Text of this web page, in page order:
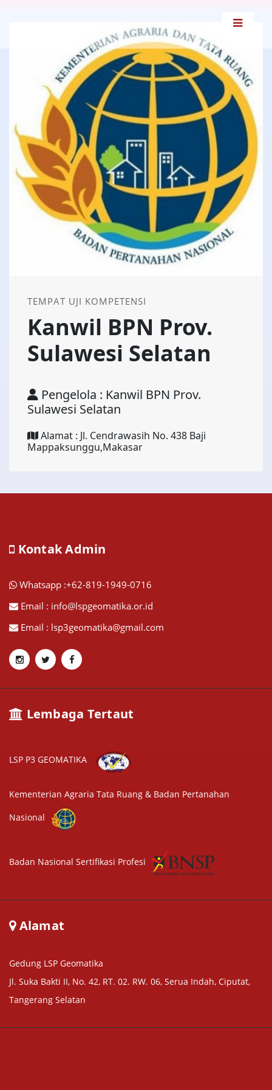
TEMPAT UJI KOMPETENSI
Kanwil BPN Prov.
Sulawesi Selatan
Pengelola : Kanwil BPN Prov.
Sulawesi Selatan
Alamat : Jl. Cendrawasih No. 438 Baji
Mappaksunggu,Makasar
Kontak Admin
Whatsapp :+62-819-1949-0716
Email : info@lspgeomatika.or.id
Email : lsp3geomatika@gmail.com
Lembaga Tertaut
LSP P3 GEOMATIKA
Kementerian Agraria Tata Ruang & Badan Pertanahan
Nasional
Badan Nasional Sertifikasi Profesi
Alamat
Gedung LSP Geomatika
Jl. Suka Bakti II, No. 42, RT. 02. RW. 06, Serua Indah, Ciputat,
Tangerang Selatan